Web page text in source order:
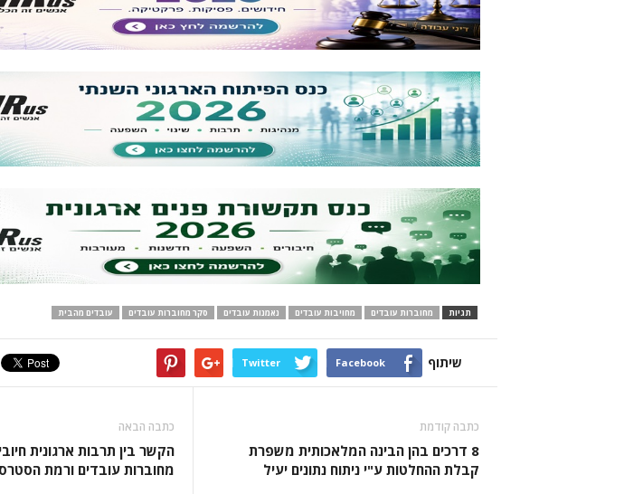
תגיות מחוברות עובדים מחויבות עובדים נאמנות עובדים סקר מחוברות עובדים עובדים מהבית
שיתוף Facebook
Twitter
כתבה קודמת
8 דרכים בהן הבינה המלאכותית משפרת
קבלת ההחלטות ע"י ניתוח נתונים יעיל
כתבה הבאה
הקשר בין תרבות ארגונית
מחוברות עובדים ורמת